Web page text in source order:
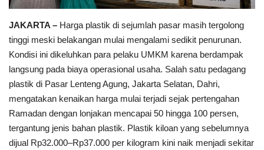
Ekonomi
Pendidikan
Informasi Journalism
Olahraga
Kesehatan
JAKARTA – Harga plastik di sejumlah pasar masih tergolong
tinggi meski belakangan mulai mengalami sedikit penurunan.
Kondisi ini dikeluhkan para pelaku UMKM karena berdampak
langsung pada biaya operasional usaha. Salah satu pedagang
plastik di Pasar Lenteng Agung, Jakarta Selatan, Dahri,
mengatakan kenaikan harga mulai terjadi sejak pertengahan
Ramadan dengan lonjakan mencapai 50 hingga 100 persen,
tergantung jenis bahan plastik. Plastik kiloan yang sebelumnya
dijual Rp32.000–Rp37.000 per kilogram kini naik menjadi sekitar